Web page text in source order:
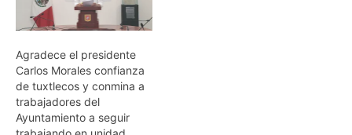
Agradece el presidente
Carlos Morales confianza
de tuxtlecos y conmina a
trabajadores del
Ayuntamiento a seguir